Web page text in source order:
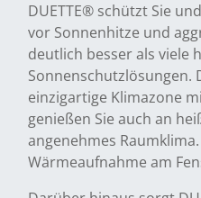
DUETTE® schützt Sie
vor Sonnenhitze und
deutlich besser als viele
Sonnenschutzlösungen.
einzigartige Klimazone
genießen Sie auch an
angenehmes
Wärmeaufnahme am